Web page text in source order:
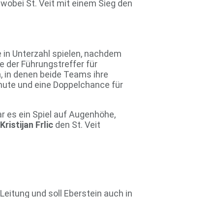
St. Veit mit einem Sieg den
Unterzahl spielen, nachdem
der Führungstreffer für
denen beide Teams ihre
und eine Doppelchance für
es ein Spiel auf Augenhöhe,
Kristijan Frlic den St. Veit
und soll Eberstein auch in